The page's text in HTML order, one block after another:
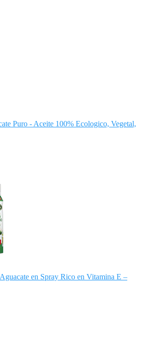
Puro - Aceite 100% Ecologico, Vegetal,
en Spray Rico en Vitamina E –